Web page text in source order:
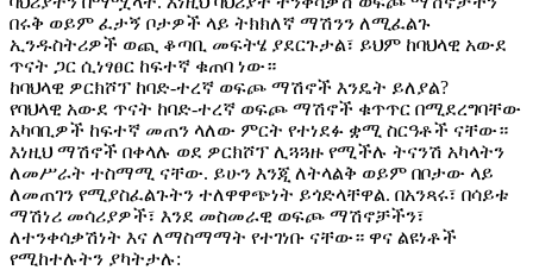
በሩቅ ወይም ፈታኝ ቦታዎች ላይ ትክክለኛ ማሽንን ለሚፈልጉ
ኢንዱስትሪዎች ወጪ ቆጣቢ መፍትሄ ያደርጉታል፣ ይህም ከባህላዊ አውደ
ጥናት ጋር ሲነፃፀር ከፍተኛ ቁጠባ ነው።
ከባህላዊ ዎርክሾፕ ከባድ-ተረኛ ወፍጮ ማሽኖች እንዴት ይለያል?
የባህላዊ አውደ ጥናት ከባድ-ተረኛ ወፍጮ ማሽኖች ቁጥጥር በሚደረግባቸው
አካባቢዎች ከፍተኛ መጠን ላለው ምርት የተነደፉ ቋሚ ስርዓቶች ናቸው።
እነዚህ ማሽኖች በቀላሉ ወደ ዎርክሾፕ ሊጓጓዙ የሚችሉ ትናንሽ አካላትን
ለመሥራት ተስማሚ ናቸው. ይሁን እንጂ ለትላልቅ ወይም በቦታው ላይ
ለመጠገን የሚያስፈልጉትን ተለዋዋጭነት ይጎድላቸዋል. በአንጻሩ፣ በሳይቱ
ማሽነሪ መሳሪያዎች፣ እንደ መስመራዊ ወፍጮ ማሽኖቻችን፣
ለተንቀሳቃሽነት እና ለማስማማት የተገነቡ ናቸው። ዋና ልዩነቶች
የሚከተሉትን ያካትታሉ: